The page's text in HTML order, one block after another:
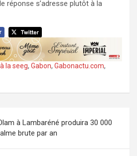
réponse s’adresse plutôt à la
la seeg, Gabon, Gabonactu.com,
à Lambaréné produira 30 000
brute par an